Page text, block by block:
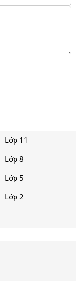
Lớp 11
Lớp 8
Lớp 5
Lớp 2